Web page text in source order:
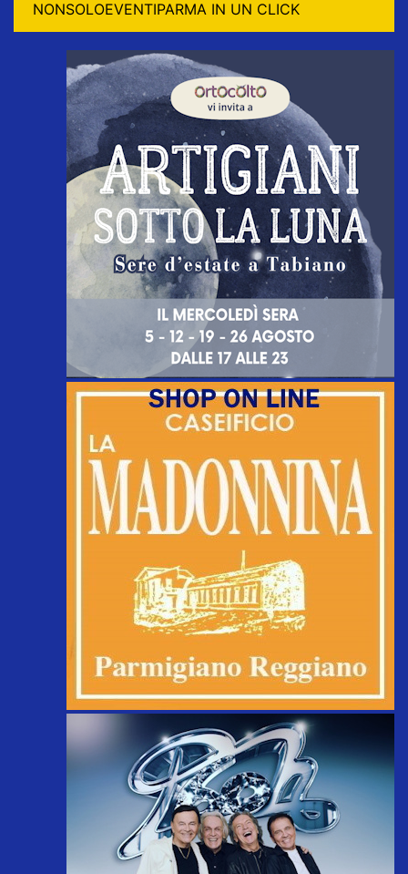
NONSOLOEVENTIPARMA IN UN CLICK